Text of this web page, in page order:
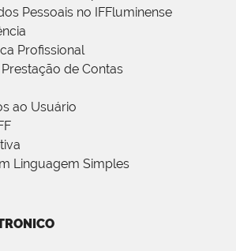
Pessoais no IFFluminense
Profissional
de Contas
ao Usuário
Linguagem Simples